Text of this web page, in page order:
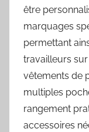
être
marquages
permettant
travailleurs
vêtements de
multiples
rangement
accessoires